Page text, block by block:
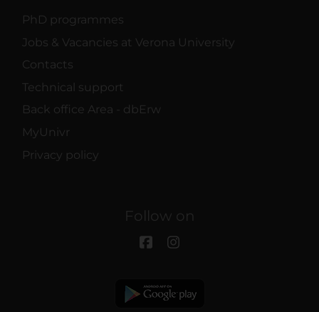
PhD programmes
Jobs & Vacancies at Verona University
Contacts
Technical support
Back office Area - dbErw
MyUnivr
Privacy policy
Follow on